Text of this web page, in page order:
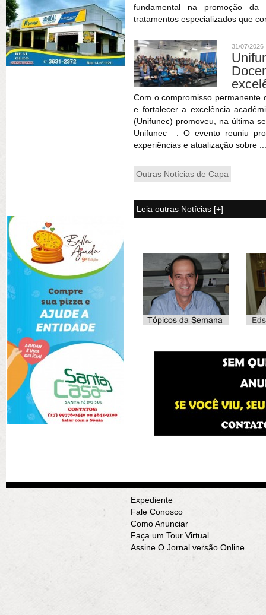
fundamental na promoção da
tratamentos especializados que
31/07/2026
Com o compromisso permanente
e fortalecer a excelência
(Unifunec) promoveu, na última
Unifunec –. O evento reuniu
experiências e atualização sobre
Outras Notícias de Capa
Leia outras Notícias [+]
Expediente
Fale Conosco
Como Anunciar
Faça um Tour Virtual
Assine O Jornal versão Online